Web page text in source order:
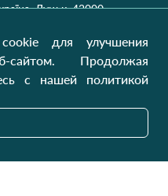
Луцьк, 43000
для улучшения
сайтом. Продолжая
с нашей политикой